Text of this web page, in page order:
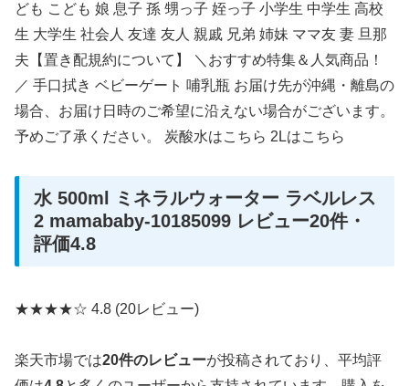
ども こども 娘 息子 孫 甥っ子 姪っ子 小学生 中学生 高校
生 大学生 社会人 友達 友人 親戚 兄弟 姉妹 ママ友 妻 旦那
夫【置き配規約について】 ＼おすすめ特集＆人気商品！
／ 手口拭き ベビーゲート 哺乳瓶 お届け先が沖縄・離島の
場合、お届け日時のご希望に沿えない場合がございます。
予めご了承ください。 炭酸水はこちら 2Lはこちら
水 500ml ミネラルウォーター ラベルレス
2 mamababy-10185099 レビュー20件・
評価4.8
★★★★☆ 4.8 (20レビュー)
楽天市場では20件のレビューが投稿されており、平均評